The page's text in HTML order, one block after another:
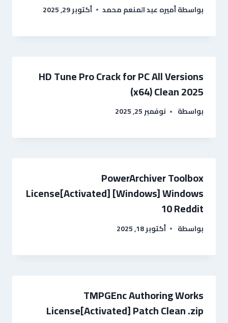
بواسطةأميره عبد المنعم محمد أكتوبر 29, 2025
HD Tune Pro Crack for PC All Versions
(x64) Clean 2025
بواسطة نوفمبر 25, 2025
PowerArchiver Toolbox
License[Activated] [Windows] Windows
10 Reddit
بواسطة أكتوبر 18, 2025
TMPGEnc Authoring Works
License[Activated] Patch Clean .zip